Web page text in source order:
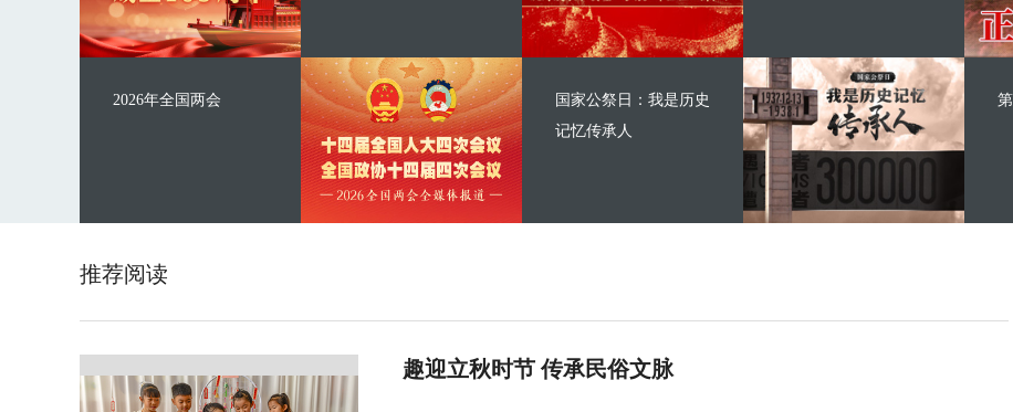
2026年全国两会
国家公祭日：我是历史
记忆传承人
推荐阅读
趣迎立秋时节 传承民俗文脉